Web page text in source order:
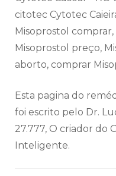
citotec Cytotec
Misoprostol comprar,
Misoprostol preço,
aborto, comprar
Esta pagina do
foi escrito pelo Dr.
27.777, O criador do
Inteligente.